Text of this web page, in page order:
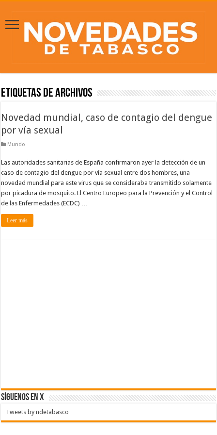
Etiquetas de Archivos
Novedad mundial, caso de contagio del dengue
por vía sexual
Mundo
Las autoridades sanitarias de España confirmaron ayer la detección de un
caso de contagio del dengue por vía sexual entre dos hombres, una
novedad mundial para este virus que se consideraba transmitido solamente
por picadura de mosquito. El Centro Europeo para la Prevención y el Control
de las Enfermedades (ECDC) …
Leer más
SÍGUENOS EN X
Tweets by ndetabasco